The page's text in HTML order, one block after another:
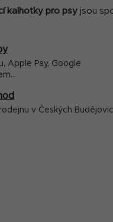
kalhotky pro psy jsou
Apple Pay, Google
v Českých